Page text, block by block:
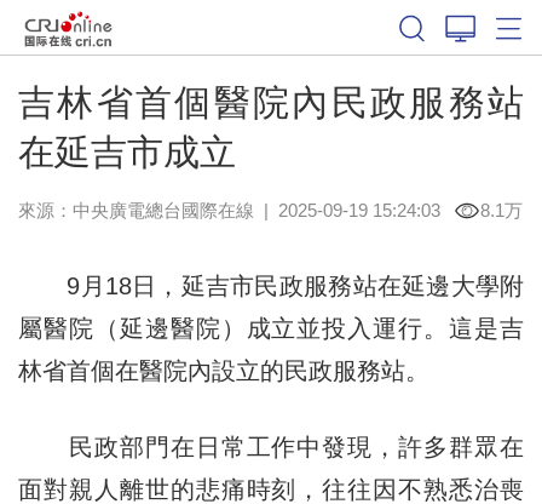
吉林省首個醫院內民政服務站
在延吉市成立
來源：中央廣電總台國際在線 | 2025-09-19 15:24:03 8.1万
9月18日，延吉市民政服務站在延邊大學附
屬醫院（延邊醫院）成立並投入運行。這是吉
林省首個在醫院內設立的民政服務站。
民政部門在日常工作中發現，許多群眾在
面對親人離世的悲痛時刻，往往因不熟悉治喪